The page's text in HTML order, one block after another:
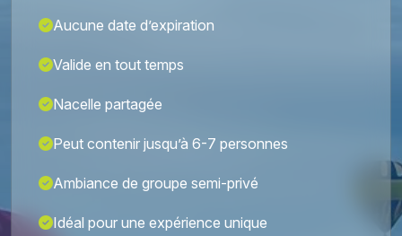
Aucune date d’expiration
Valide en tout temps
Nacelle partagée
Peut contenir jusqu’à 6-7 personnes
Ambiance de groupe semi-privé
Idéal pour une expérience unique